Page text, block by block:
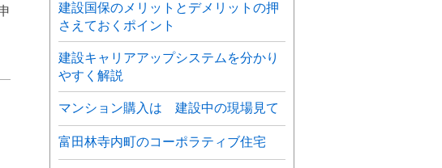
建設国保のメリットとデメリットの押
さえておくポイント
建設キャリアアップシステムを分かり
やすく解説
マンション購入は 建設中の現場見て
富田林寺内町のコーポラティブ住宅